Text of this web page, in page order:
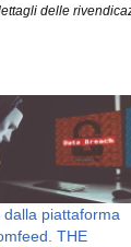
delle
dalla piattaforma
THE